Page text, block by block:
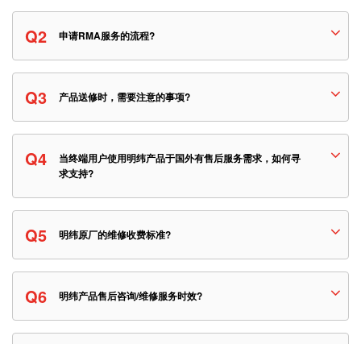
Q2 申请RMA服务的流程?
Q3 产品送修时，需要注意的事项?
Q4
当终端用户使用明纬产品于国外有售后服务需求，如何寻
求支持?
Q5 明纬原厂的维修收费标准?
Q6 明纬产品售后咨询/维修服务时效?